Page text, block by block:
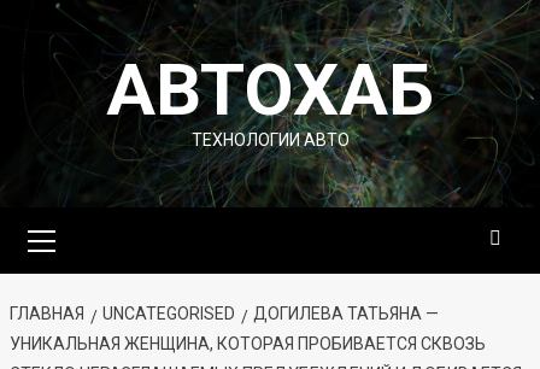
Перейти
содержимомуАВТОХАБ
ТЕХНОЛОГИИ АВТО
меню
ГЛАВНАЯ UNCATEGORISED
ДОГИЛЕВА ТАТЬЯНА —
УНИКАЛЬНАЯ ЖЕНЩИНА, КОТОРАЯ ПРОБИВАЕТСЯ СКВОЗЬ